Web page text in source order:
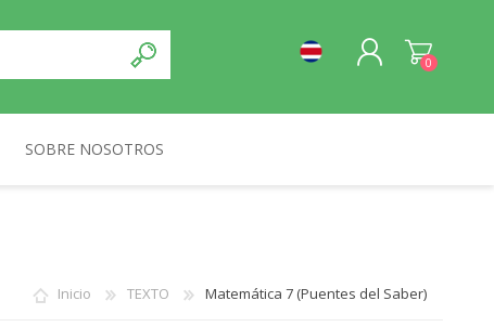
0
SOBRE NOSOTROS
Inicio TEXTO Matemática 7 (Puentes del Saber)